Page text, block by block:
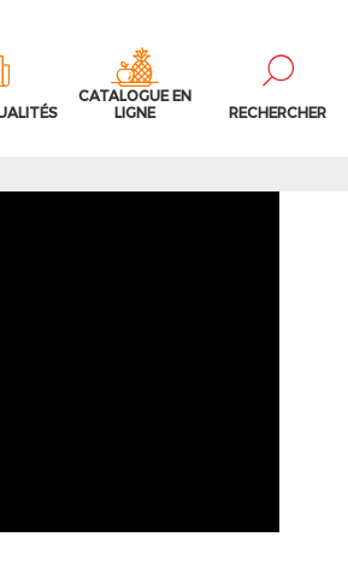
CATALOGUE EN
LIGNE
RECHERCHER